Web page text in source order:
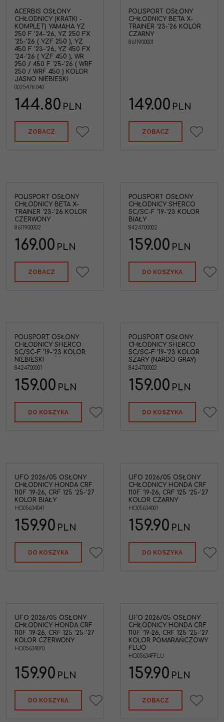
ACERBIS OSŁONY
CHŁODNICY (KRATKI -
KOMPLET) YAMAHA YZ
250 F '24-'26, YZ 250 FX
'25-'26 ( YZF 250 ), YZ
450 F '23-'26, YZ 450 FX
'24-'26 ( YZF 450 ), WR
250 / 450 F '25-'26 ( WRF
250 / WRF 450 ) KOLOR
JASNO NIEBIESKI
0025478.040
144.80 PLN
ZOBACZ
POLISPORT OSŁONY
CHŁODNICY BETA X-
TRAINER '23-'26 KOLOR
CZARNY
8611900001
149.00 PLN
ZOBACZ
POLISPORT OSŁONY
CHŁODNICY BETA X-
TRAINER '23-'26 KOLOR
CZERWONY
8611900002
169.00 PLN
ZOBACZ
POLISPORT OSŁONY
CHŁODNICY SHERCO
SC/SC-F '19-'23 KOLOR
BIAŁY
8424700002
159.00 PLN
DO KOSZYKA
POLISPORT OSŁONY
CHŁODNICY SHERCO
SC/SC-F '19-'23 KOLOR
NIEBIESKI
8424700001
159.00 PLN
DO KOSZYKA
POLISPORT OSŁONY
CHŁODNICY SHERCO
SC/SC-F '19-'23 KOLOR
SZARY (NARDO GRAY)
8424700003
159.00 PLN
DO KOSZYKA
UFO 2026/05 OSŁONY
CHŁODNICY HONDA CRF
110F '19-26, CRF 125 '25-'27
KOLOR BIAŁY
HO05634041
159.90 PLN
DO KOSZYKA
UFO 2026/05 OSŁONY
CHŁODNICY HONDA CRF
110F '19-26, CRF 125 '25-'27
KOLOR CZARNY
HO05634001
159.90 PLN
DO KOSZYKA
UFO 2026/05 OSŁONY
CHŁODNICY HONDA CRF
110F '19-26, CRF 125 '25-'27
KOLOR CZERWONY
HO05634070
159.90 PLN
DO KOSZYKA
UFO 2026/05 OSŁONY
CHŁODNICY HONDA CRF
110F '19-26, CRF 125 '25-'27
KOLOR POMARAŃCZOWY
FLUO
HO05634FFLU
159.90 PLN
ZOBACZ